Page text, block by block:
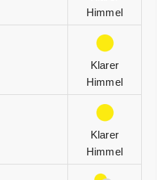
Himmel
Klarer
Himmel
Klarer
Himmel